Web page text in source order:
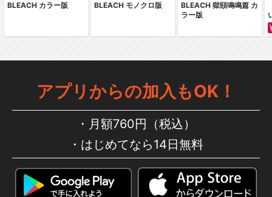
BLEACH カラー版 BLEACH モノクロ版
BLEACH 獄頤鳴鳴篇 カ
ラー版
アプリからの加入もOK！
月額760円（税込）
はじめてなら14日無料